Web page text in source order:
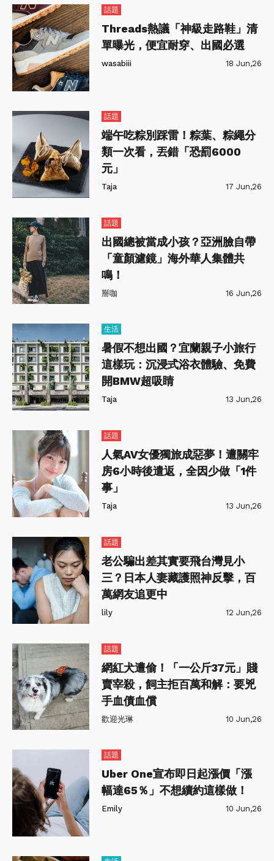
話題
Threads熱議「神級走路鞋」清
單曝光，便宜耐穿、出國必選
wasabiii 18 Jun,26
話題
端午吃粽別踩雷！粽葉、粽繩分
類一次看，丟錯「恐罰6000
元」
Taja 17 Jun,26
話題
出國總被當成小孩？亞洲臉自帶
「童顏濾鏡」海外華人集體共
鳴！
掰咖 16 Jun,26
生活
暑假不想出國？宜蘭親子小旅行
這樣玩：沉浸式浴衣體驗、免費
開BMW超吸睛
Taja 13 Jun,26
話題
人氣AV女優獨旅成惡夢！遭關牢
房6小時後遣返，全因少做「1件
事」
Taja 13 Jun,26
話題
老公騙出差其實要飛台灣見小
三？日本人妻藏護照神反擊，百
萬網友追更中
lily 12 Jun,26
話題
網紅犬遭偷！「一公斤37元」賤
賣宰殺，飼主拒百萬和解：要兇
手血債血償
歡迎光琳 10 Jun,26
話題
Uber One宣布即日起漲價「漲
幅達65％」不想續約這樣做！
Emily 10 Jun,26